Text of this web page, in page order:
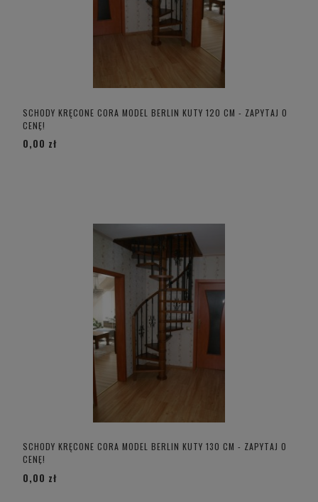
SCHODY KRĘCONE CORA MODEL BERLIN KUTY 120 CM - ZAPYTAJ O
CENĘ!
0,00 zł
SCHODY KRĘCONE CORA MODEL BERLIN KUTY 130 CM - ZAPYTAJ O
CENĘ!
0,00 zł